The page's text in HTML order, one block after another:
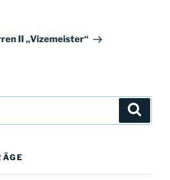
II „Vizemeister“